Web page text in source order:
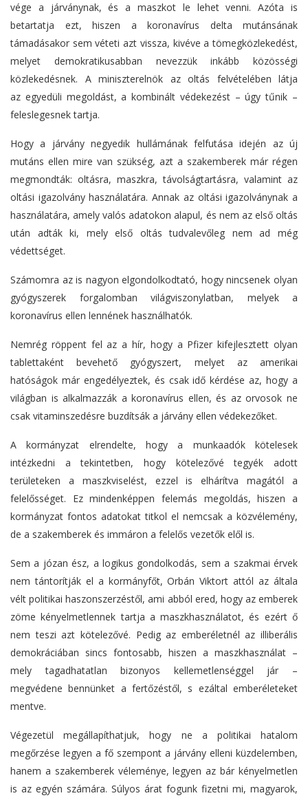
vége a járványnak, és a maszkot le lehet venni. Azóta is
betartatja ezt, hiszen a koronavírus delta mutánsának
támadásakor sem véteti azt vissza, kivéve a tömegközlekedést,
melyet demokratikusabban nevezzük inkább közösségi
közlekedésnek. A miniszterelnök az oltás felvételében látja
az egyedüli megoldást, a kombinált védekezést – úgy tűnik –
feleslegesnek tartja.
Hogy a járvány negyedik hullámának felfutása idején az új
mutáns ellen mire van szükség, azt a szakemberek már régen
megmondták: oltásra, maszkra, távolságtartásra, valamint az
oltási igazolvány használatára. Annak az oltási igazolványnak a
használatára, amely valós adatokon alapul, és nem az első oltás
után adták ki, mely első oltás tudvalevőleg nem ad még
védettséget.
Számomra az is nagyon elgondolkodtató, hogy nincsenek olyan
gyógyszerek forgalomban világviszonylatban, melyek a
koronavírus ellen lennének használhatók.
Nemrég röppent fel az a hír, hogy a Pfizer kifejlesztett olyan
tablettaként bevehető gyógyszert, melyet az amerikai
hatóságok már engedélyeztek, és csak idő kérdése az, hogy a
világban is alkalmazzák a koronavírus ellen, és az orvosok ne
csak vitaminszedésre buzdítsák a járvány ellen védekezőket.
A kormányzat elrendelte, hogy a munkaadók kötelesek
intézkedni a tekintetben, hogy kötelezővé tegyék adott
területeken a maszkviselést, ezzel is elhárítva magától a
felelősséget. Ez mindenképpen felemás megoldás, hiszen a
kormányzat fontos adatokat titkol el nemcsak a közvélemény,
de a szakemberek és immáron a felelős vezetők elől is.
Sem a józan ész, a logikus gondolkodás, sem a szakmai érvek
nem tántorítják el a kormányfőt, Orbán Viktort attól az általa
vélt politikai haszonszerzéstől, ami abból ered, hogy az emberek
zöme kényelmetlennek tartja a maszkhasználatot, és ezért ő
nem teszi azt kötelezővé. Pedig az emberéletnél az illiberális
demokráciában sincs fontosabb, hiszen a maszkhasználat –
mely tagadhatatlan bizonyos kellemetlenséggel jár –
megvédene bennünket a fertőzéstől, s ezáltal emberéleteket
mentve.
Végezetül megállapíthatjuk, hogy ne a politikai hatalom
megőrzése legyen a fő szempont a járvány elleni küzdelemben,
hanem a szakemberek véleménye, legyen az bár kényelmetlen
is az egyén számára. Súlyos árat fogunk fizetni mi, magyarok,